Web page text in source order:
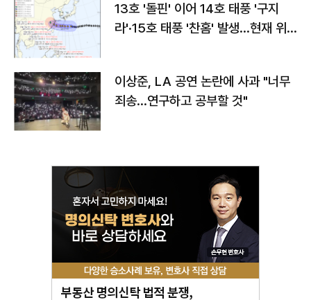
13호 '돌핀' 이어 14호 태풍 '구지
라'·15호 태풍 '찬홈' 발생…현재 위
이상준, LA 공연 논란에 사과 "너무
죄송…연구하고 공부할 것"